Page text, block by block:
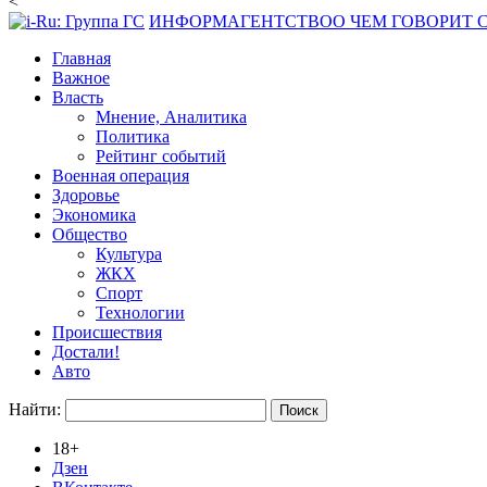
ИНФОРМАГЕНТСТВОО ЧЕМ ГОВОРИТ
Главная
Важное
Власть
Мнение, Аналитика
Политика
Рейтинг событий
Военная операция
Здоровье
Экономика
Общество
Культура
ЖКХ
Спорт
Технологии
Происшествия
Достали!
Авто
Найти:
18+
Дзен